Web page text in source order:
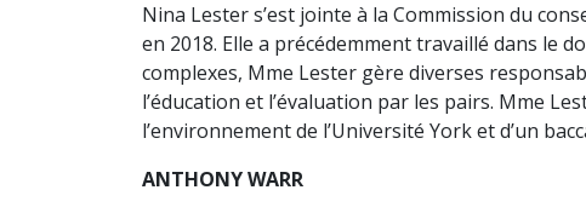
Nina Lester s’est jointe à la Commission du
en 2018. Elle a précédemment travaillé dans le
complexes, Mme Lester gère diverses
l’éducation et l’évaluation par les pairs. Mme
l’environnement de l’Université York et d’un
ANTHONY WARR